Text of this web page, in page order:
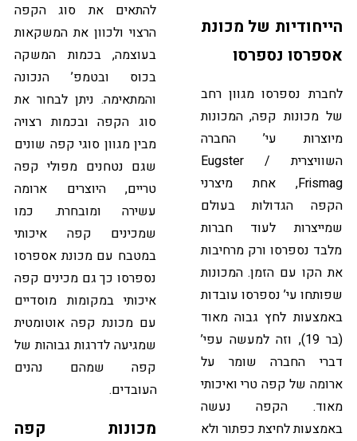
הייחודיות של מכונת
אספרסו נספרסו
לחברת נספרסו מגוון רחב
של מכונות קפה, המכונות
מיוצרות עי’ החברה
השוויצרית Eugster /
Frismag, אחת מיצרני
הקפה הגדולות בעולם
שמייצרות לעוד חברות
מלבד נספרסו ורק מרחיבות
את הקו עם הזמן. המכונות
שפותחו עי’ נספרסו עובדות
באמצעות לחץ גבוה מאוד
(בר 19), וזה למעשה עפי’
דברי החברה שומר על
ארומה של קפה טרי ואיכותי
מאוד. הקפה נעשה
באמצעות לחיצת כפתור ולא
להתאים את סוג הקפה
הרצוי ולכוון את המשקאות
בעוצמה, בכמות המשקה
בכוס ובטמפ’ הנכונה
והמתאימה. ניתן לבחור את
סוג הקפה ובכמות רצויה
מבין מגוון סוגי קפה שונים
שגם נטחנים מפולי קפה
טריים, היוצרים ארומה
עשירה ומובחרת. כמו
שמכינים קפה איכותי
במטבח עם מכונת אספרסו
נספרסו כך גם מכינים קפה
איכותי במקומות מוסדיים
עם מכונת קפה אוטומטית
שמגיעה לדרגות גבוהות של
קפה שמהם נהנים
העובדים.
מכונות קפה